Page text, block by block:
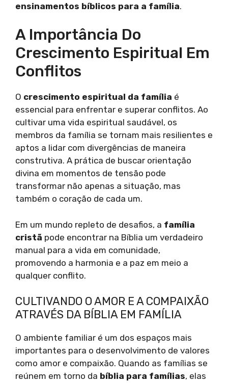
ensinamentos bíblicos para a família.
A Importância Do
Crescimento Espiritual Em
Conflitos
O crescimento espiritual da família é
essencial para enfrentar e superar conflitos. Ao
cultivar uma vida espiritual saudável, os
membros da família se tornam mais resilientes e
aptos a lidar com divergências de maneira
construtiva. A prática de buscar orientação
divina em momentos de tensão pode
transformar não apenas a situação, mas
também o coração de cada um.
Em um mundo repleto de desafios, a família
cristã pode encontrar na Bíblia um verdadeiro
manual para a vida em comunidade,
promovendo a harmonia e a paz em meio a
qualquer conflito.
CULTIVANDO O AMOR E A COMPAIXÃO
ATRAVÉS DA BÍBLIA EM FAMÍLIA
O ambiente familiar é um dos espaços mais
importantes para o desenvolvimento de valores
como amor e compaixão. Quando as famílias se
reúnem em torno da bíblia para famílias, elas